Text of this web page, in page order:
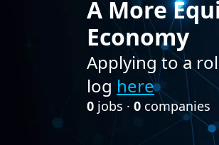
A More
Economy
Applying to a
log here
0 jobs · 0 companies